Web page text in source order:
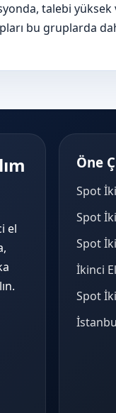
talebi yüksek
bu gruplarda
el
Öne
Spot
Spot
Spot
İkinci
Spot